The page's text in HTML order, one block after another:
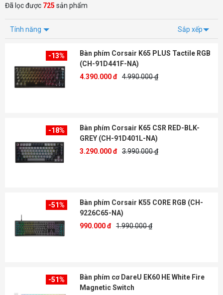
Đã lọc được 725 sản phẩm
Tính năng Sắp xếp
-13%
Bàn phím Corsair K65 PLUS Tactile RGB
(CH-91D441F-NA)
4.390.000 đ 4.990.000 ₫
-18%
Bàn phím Corsair K65 CSR RED-BLK-
GREY (CH-91D401L-NA)
3.290.000 đ 3.990.000 ₫
-51%
Bàn phím Corsair K55 CORE RGB (CH-
9226C65-NA)
990.000 đ 1.990.000 ₫
-51%
Bàn phím cơ DareU EK60 HE White Fire
Magnetic Switch